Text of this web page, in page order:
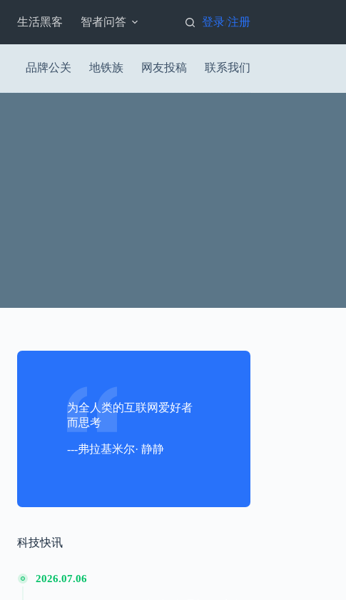
生活黑客 智者问答 登录/注册
品牌公关 地铁族 网友投稿 联系我们
为全人类的互联网爱好者
而思考
---弗拉基米尔· 静静
科技快讯
2026.07.06